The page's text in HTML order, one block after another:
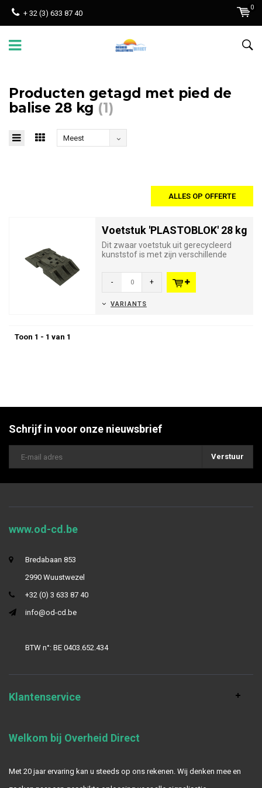
+ 32 (3) 633 87 40
0
Producten getagd met pied de
balise 28 kg (1)
Meest
ALLES OP OFFERTE
Voetstuk 'PLASTOBLOK' 28 kg
Dit zwaar voetstuk uit gerecycleerd
kunststof is met zijn verschillende
- +
VARIANTS
Toon 1 - 1 van 1
Schrijf in voor onze nieuwsbrief
Verstuur
www.od-cd.be
Bredabaan 853
2990 Wuustwezel
+32 (0) 3 633 87 40
info@od-cd.be
BTW n°: BE 0403.652.434
Klantenservice
Welkom bij Overheid Direct
Met 20 jaar ervaring kan u steeds op ons rekenen. Wij denken mee en